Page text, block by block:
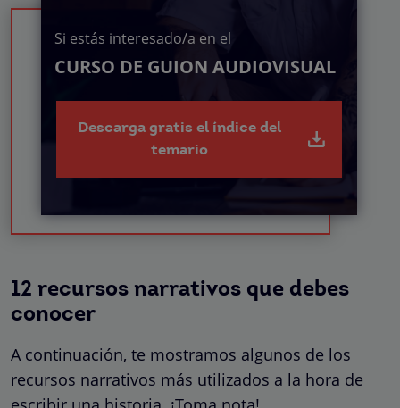
Si estás interesado/a en el
CURSO DE GUION AUDIOVISUAL
Descarga gratis el índice del
temario
12 recursos narrativos que debes
conocer
A continuación, te mostramos algunos de los
recursos narrativos más utilizados a la hora de